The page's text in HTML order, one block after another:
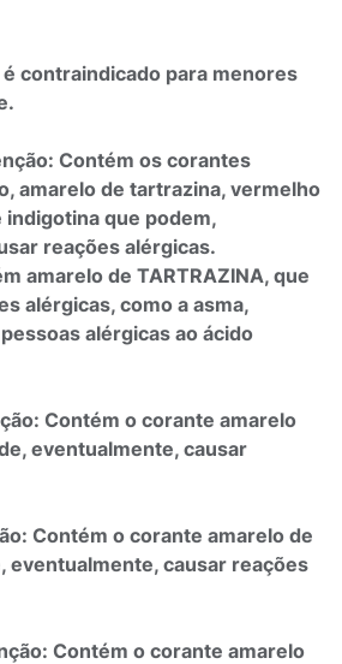
contraindicado para menores
Contém os corantes
amarelo de tartrazina, vermelho
indigotina que podem,
reações alérgicas.
amarelo de TARTRAZINA, que
alérgicas, como a asma,
alérgicas ao ácido
Contém o corante amarelo
eventualmente, causar
Contém o corante amarelo de
eventualmente, causar reações
Contém o corante amarelo